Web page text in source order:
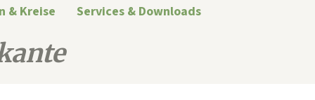
& Kreise Services & Downloads